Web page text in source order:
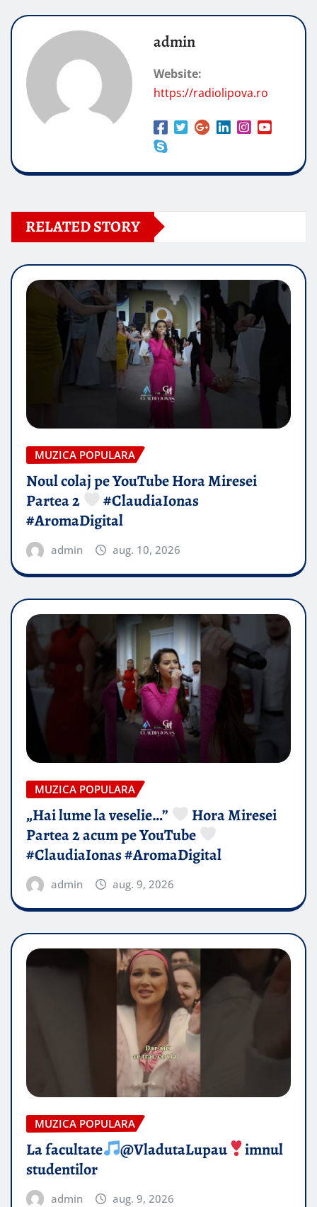
admin
Website:
https://radiolipova.ro
RELATED STORY
MUZICA POPULARA
Noul colaj pe YouTube Hora Miresei
Partea 2
#ClaudiaIonas
#AromaDigital
admin aug. 10, 2026
MUZICA POPULARA
„Hai lume la veselie…”
Hora Miresei
Partea 2 acum pe YouTube
#ClaudiaIonas #AromaDigital
admin aug. 9, 2026
MUZICA POPULARA
La facultate @VladutaLupau
imnul
studentilor
admin aug. 9, 2026